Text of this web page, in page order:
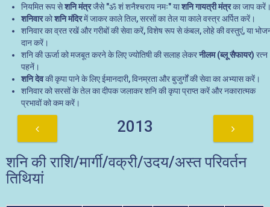
नियमित रूप सेशनि मंत्रजैसे "ॐ शं शनैश्चराय नमः" याशनि गायत्री मंत्रका जाप
शनिवारकोशनि मंदिरमें जाकर काले तिल, सरसों का तेल या काले वस्त्र अर्पित करें।
शनिवार का व्रत रखें और गरीबों की सेवा करें, विशेष रूप से कंबल, लोहे की वस्तुएं, या
दान करें।
शनि की ऊर्जा को मजबूत करने के लिए ज्योतिषी की सलाह लेकरनीलम (ब्लू सैफायर) रत्न
पहनें।
शनि देवकी कृपा पाने के लिए ईमानदारी, विनम्रता और बुजुर्गों की सेवा का अभ्यास करें।
शनिवार को सरसों के तेल का दीपक जलाकर शनि की कृपा प्राप्त करें और नकारात्मक
प्रभावों को कम करें।
2013
शनि की राशि/मार्गी/वक्री/उदय/अस्त परिवर्तन
तिथियां